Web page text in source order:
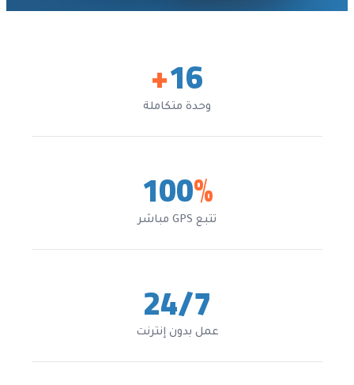
16
+
وحدة متكاملة
100%
تتبع GPS مباشر
24/7
عمل بدون إنترنت